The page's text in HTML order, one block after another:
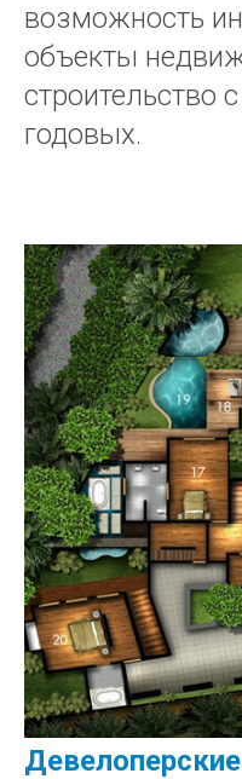
возможность
объекты
строительство
годовых.